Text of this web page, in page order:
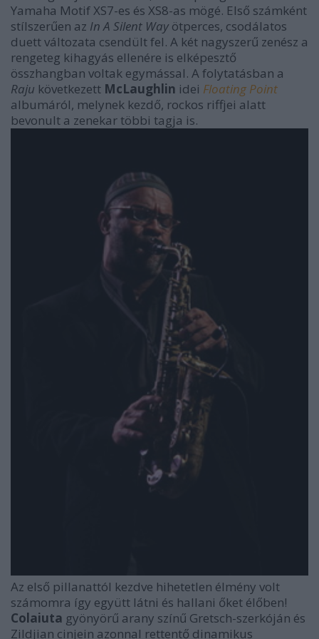
Yamaha Motif XS7-es és XS8-as mögé. Első számként
stílszerűen az In A Silent Way ötperces, csodálatos
duett változata csendült fel. A két nagyszerű zenész a
rengeteg kihagyás ellenére is elképesztő
összhangban voltak egymással. A folytatásban a
Raju következett McLaughlin idei Floating Point
albumáról, melynek kezdő, rockos riffjei alatt
bevonult a zenekar többi tagja is.
Az első pillanattól kezdve hihetetlen élmény volt
számomra így együtt látni és hallani őket élőben!
Colaiuta gyönyörű arany színű Gretsch-szerkóján és
Zildjian cinjein azonnal rettentő dinamikus